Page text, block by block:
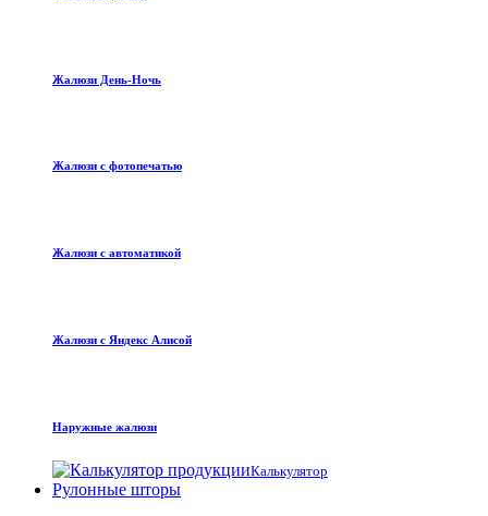
Жалюзи День-Ночь
Жалюзи с фотопечатью
Жалюзи с автоматикой
Жалюзи с Яндекс Алисой
Наружные жалюзи
Калькулятор
Рулонные шторы